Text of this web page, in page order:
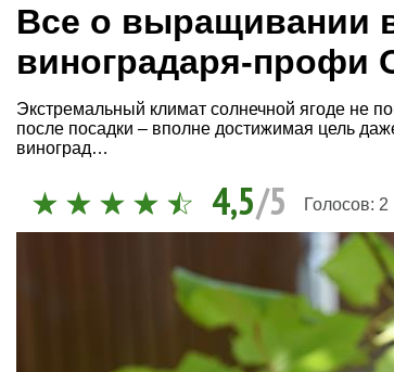
Все о выращивании
виноградаря-
Экстремальный климат солнечной ягоде не
после посадки – вполне достижимая цель
виноград…
4,5/5 Голосов: 2